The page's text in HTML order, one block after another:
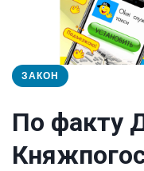
ЗАКОН
По факту